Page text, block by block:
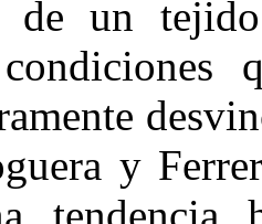
de un
y
tendencia